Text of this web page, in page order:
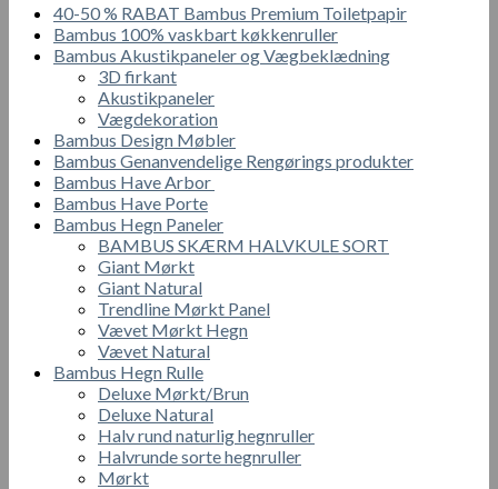
40-50 % RABAT Bambus Premium Toiletpapir
Bambus 100% vaskbart køkkenruller
Bambus Akustikpaneler og Vægbeklædning
3D firkant
Akustikpaneler
Vægdekoration
Bambus Design Møbler
Bambus Genanvendelige Rengørings produkter
Bambus Have Arbor
Bambus Have Porte
Bambus Hegn Paneler
BAMBUS SKÆRM HALVKULE SORT
Giant Mørkt
Giant Natural
Trendline Mørkt Panel
Vævet Mørkt Hegn
Vævet Natural
Bambus Hegn Rulle
Deluxe Mørkt/Brun
Deluxe Natural
Halv rund naturlig hegnruller
Halvrunde sorte hegnruller
Mørkt